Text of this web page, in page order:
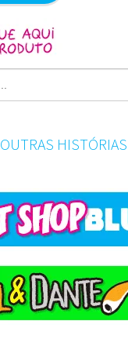
OUTRAS HISTÓRIAS